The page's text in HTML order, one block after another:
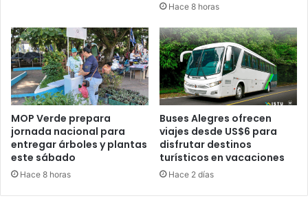
Hace 8 horas
MOP Verde prepara
jornada nacional para
entregar árboles y plantas
este sábado
Hace 8 horas
Buses Alegres ofrecen
viajes desde US$6 para
disfrutar destinos
turísticos en vacaciones
Hace 2 días